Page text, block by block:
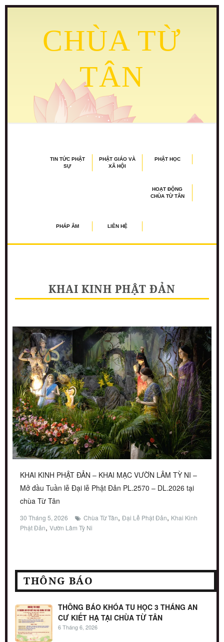
CHÙA TỪ
TÂN
TIN TỨC PHẬT
SỰ
PHẬT GIÁO VÀ
XÃ HỘI
PHẬT HỌC
HOẠT ĐỘNG
CHÙA TỪ TÂN
PHÁP ÂM LIÊN HỆ
KHAI KINH PHẬT ĐẢN
KHAI KINH PHẬT ĐẢN – KHAI MẠC VƯỜN LÂM TỲ NI –
Mở đầu Tuần lễ Đại lễ Phật Đản PL.2570 – DL.2026 tại
chùa Từ Tân
30 Tháng 5, 2026 Chùa Từ Tân, Đại Lễ Phật Đản, Khai Kinh
Phật Đản, Vườn Lâm Tỳ Ni
THÔNG BÁO
THÔNG BÁO KHÓA TU HỌC 3 THÁNG AN
CƯ KIẾT HẠ TẠI CHÙA TỪ TÂN
6 Tháng 6, 2026